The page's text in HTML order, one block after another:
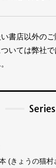
書店以外の
いては弊社
Series
(きょうの猫村